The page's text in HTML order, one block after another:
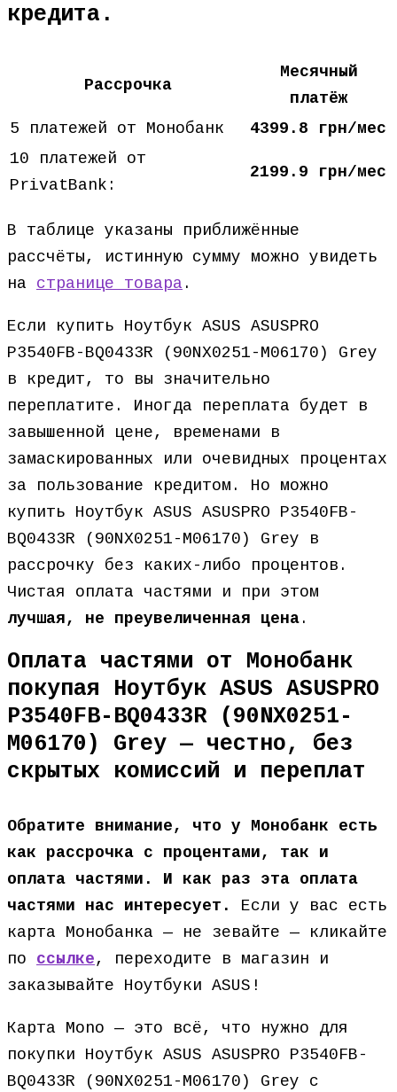
кредита.
Рассрочка
Месячный
платёж
5 платежей от Монобанк
4399.8 грн/мес
10 платежей от
PrivatBank:
2199.9 грн/мес
В таблице указаны приближённые
рассчёты, истинную сумму можно увидеть
на странице товара .
Если купить Ноутбук ASUS ASUSPRO
P3540FB-BQ0433R (90NX0251-M06170) Grey
в кредит, то вы значительно
переплатите. Иногда переплата будет в
завышенной цене, временами в
замаскированных или очевидных процентах
за пользование кредитом. Но можно
купить Ноутбук ASUS ASUSPRO P3540FB-
BQ0433R (90NX0251-M06170) Grey в
рассрочку без каких-либо процентов.
Чистая оплата частями и при этом
лучшая, не преувеличенная цена .
Оплата частями от Монобанк
покупая Ноутбук ASUS ASUSPRO
P3540FB-BQ0433R (90NX0251-
M06170) Grey — честно, без
скрытых комиссий и переплат
Обратите внимание, что у Монобанк есть
как рассрочка с процентами, так и
оплата частями. И как раз эта оплата
частями нас интересует.
Если у вас есть
карта Монобанка — не зевайте — кликайте
по ссылке, переходите в магазин и
заказывайте Ноутбуки ASUS!
Карта Mono — это всё, что нужно для
покупки Ноутбук ASUS ASUSPRO P3540FB-
BQ0433R (90NX0251-M06170) Grey с